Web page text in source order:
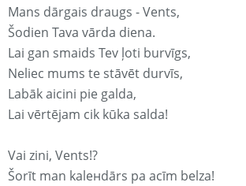
Mans dārgais draugs - Vents,
Šodien Tava vārda diena.
Lai gan smaids Tev ļoti burvīgs,
Neliec mums te stāvēt durvīs,
Labāk aicini pie galda,
Lai vērtējam cik kūka salda!
Vai zini, Vents!?
Šorīt man kaleнdārs pa acīm belza!